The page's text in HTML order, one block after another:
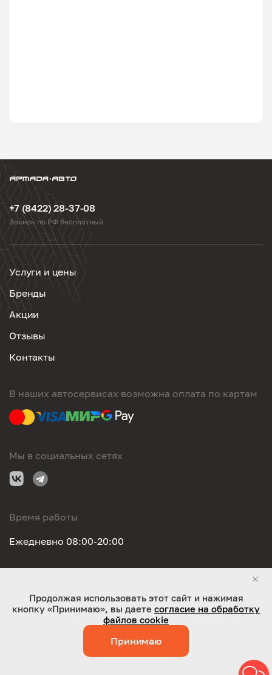
+7 (8422) 28-37-08
Звонок по РФ бесплатный
Услуги и цены
Бренды
Акции
Отзывы
Контакты
В наших автосервисах возможна оплата по картам
Мы в социальных сетях
Время работы
Ежедневно 08:00-20:00
ООО "Оригинал-сервис". Все права защищены 2026
Работает на технологиях:Jaky
Продолжая использовать этот сайт и нажимая
кнопку «Принимаю», вы даете согласие на обработку
файлов cookie
Принимаю